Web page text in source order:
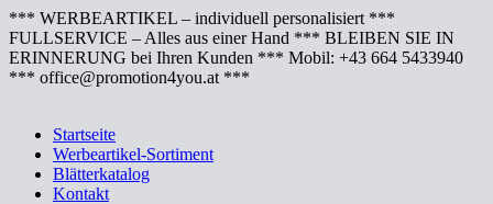
Springe
zum
Inhalt
*** WERBEARTIKEL – individuell personalisiert ***
FULLSERVICE – Alles aus einer Hand *** BLEIBEN SIE IN
ERINNERUNG bei Ihren Kunden *** Mobil: +43 664 5433940
*** office@promotion4you.at ***
Startseite
Werbeartikel-Sortiment
Blätterkatalog
Kontakt